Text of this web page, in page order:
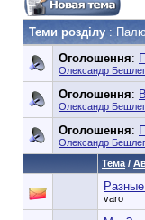
Теми розділу :
Оголошення:
Олександр
Оголошення:
Олександр
Оголошення:
Олександр
Тема /
varo